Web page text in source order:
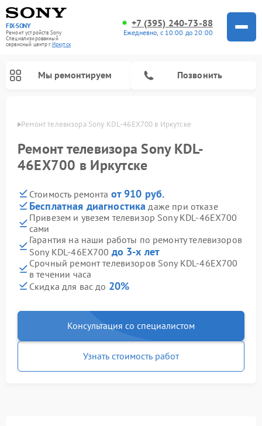
FIX-SONY
Ремонт устройств Sony
Специализированный
cервисный центр г.Иркутск
+7 (395) 240-73-88
Ежедневно, с 10:00 до 20:00
Мы ремонтируем Позвонить
Ремонт телевизора Sony KDL-46EX700 в Иркутске
Ремонт телевизора Sony KDL-
46EX700 в Иркутске
Стоимость ремонта от 910 руб.
Бесплатная диагностика даже при отказе
Привезем и увезем телевизор Sony KDL-46EX700
сами
Гарантия на наши работы по ремонту телевизоров
Sony KDL-46EX700 до 3-х лет
Срочный ремонт телевизоров Sony KDL-46EX700
в течении часа
Скидка для вас до 20%
Консультация со специалистом
Узнать стоимость работ